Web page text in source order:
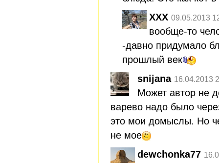
XXX 09.05.2013
вообще-то
-давно придумало
прошлый век
snijana 16.04.2013
Может автор не
варево надо было
это мои домыслы. Но
не мое
dewchonka77